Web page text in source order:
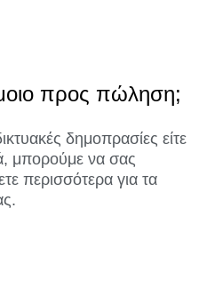
προς πώληση;
δημοπρασίες είτε
μπορούμε να σας
περισσότερα για τα